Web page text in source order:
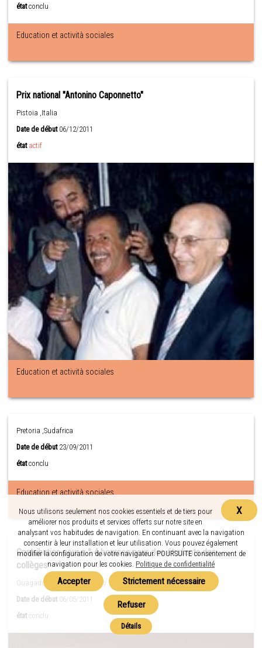
état conclu
Education et actività sociales
Prix national "Antonino Caponnetto"
Pistoia ,Italia
Date de début06/12/2011
état actif
Education et actività sociales
Pretoria ,Sudafrica
Date de début23/09/2011
état conclu
Education et actività sociales
Contribution pour n ° 4 bourses pour des étudiants des
collèges
Ouagadougou ,Burkina Faso
Date de début 06/05/2011
état conclu
X
Nous utilisons seulement nos cookies essentiels et de tiers pour
améliorer nos produits et services offerts sur notre site en
analysant vos habitudes de navigation. En continuant avec la navigation
consentir à leur installation et leur utilisation. Vous pouvez également
modifier la configuration de votre navigateur. POURSUITE consentement de
navigation pour les cookies. Politique de confidentialité